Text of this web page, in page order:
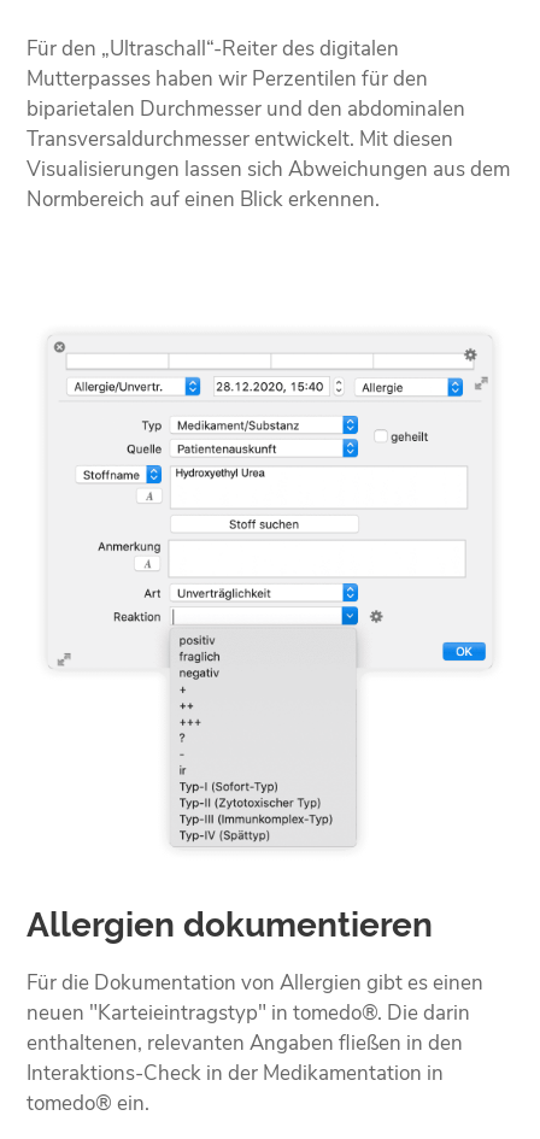
Für den „Ultraschall“-Reiter des digitalen
Mutterpasses haben wir Perzentilen für den
biparietalen Durchmesser und den abdominalen
Transversaldurchmesser entwickelt. Mit diesen
Visualisierungen lassen sich Abweichungen aus dem
Normbereich auf einen Blick erkennen.
Allergien dokumentieren
Für die Dokumentation von Allergien gibt es einen
neuen "Karteieintragstyp" in tomedo®. Die darin
enthaltenen, relevanten Angaben fließen in den
Interaktions-Check in der Medikamentation in
tomedo® ein.